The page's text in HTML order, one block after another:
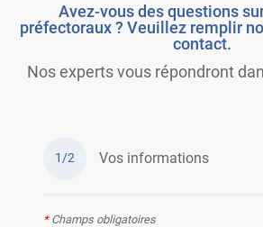
Avez-vous des questions
préfectoraux ? Veuillez remplir
contact.
Nos experts vous répondront
1/2 Vos informations
*Champs obligatoires